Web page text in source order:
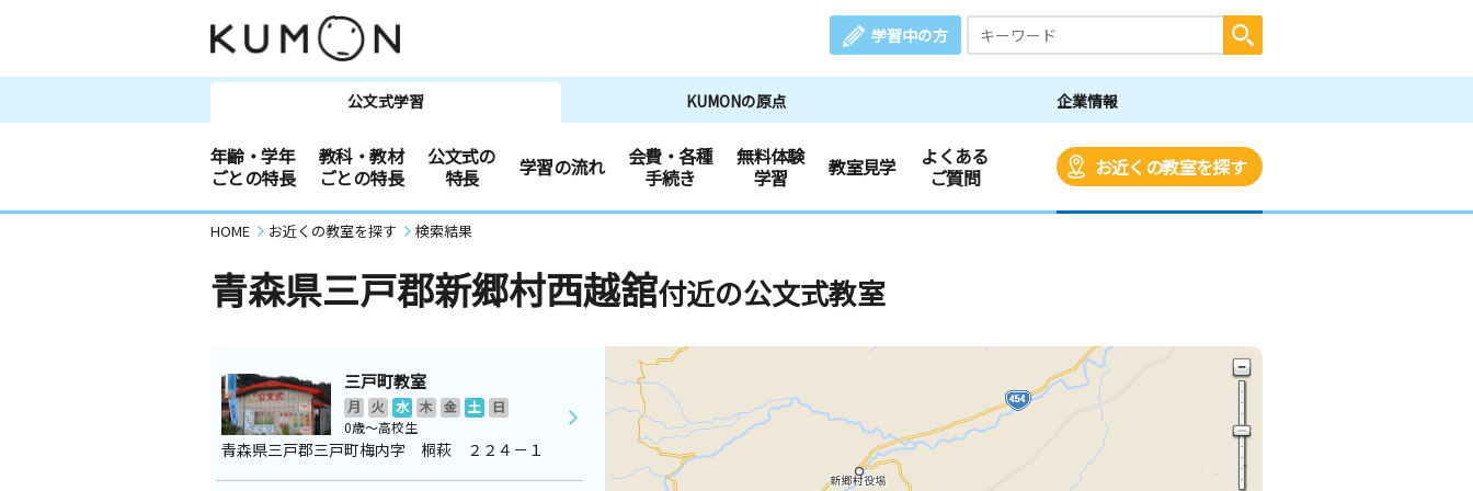
学習中の方
公文式学習 KUMONの原点 企業情報
年齢・学年
ごとの特長
教科・教材
ごとの特長
公文式の
特長
学習の流れ
会費・各種
手続き
無料体験
学習
教室見学
よくある
ご質問
お近くの教室を探す
HOME お近くの教室を探す 検索結果
青森県三戸郡新郷村西越舘付近の公文式教室
三戸町教室
月 火 水 木 金 土
日
0歳～高校生
青森県三戸郡三戸町梅内字 桐萩 ２２４－１